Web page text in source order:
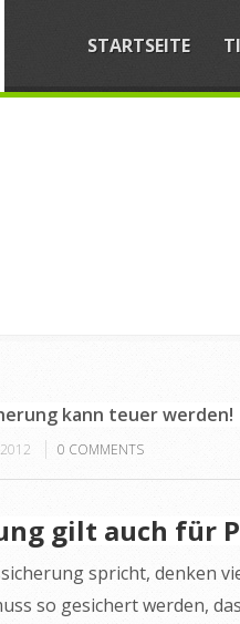
STARTSEITE
kann teuer werden!
0 COMMENTS
gilt auch für
spricht, denken
so gesichert werden,